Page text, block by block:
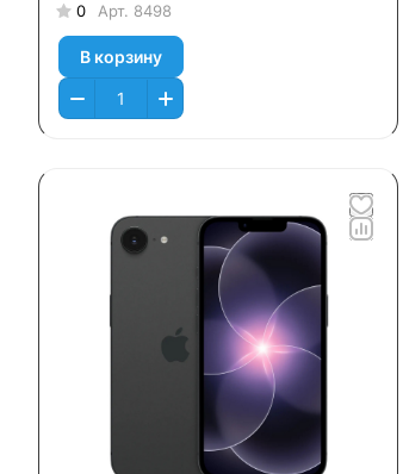
0 Арт. 8498
В корзину